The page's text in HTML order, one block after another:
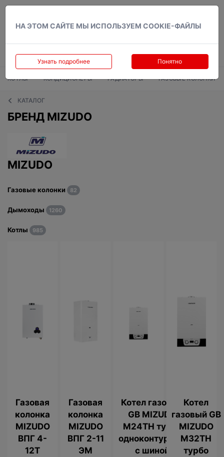
НА ЭТОМ САЙТЕ МЫ ИСПОЛЬЗУЕМ COOKIE-ФАЙЛЫ
Узнать подробнее Понятно
КОТЛЫ КОНДИЦИОНЕРЫ РАДИАТОРЫ ГАЗОВЫЕ КОЛОНКИ
КАТАЛОГ
БРЕНД MIZUDO
MIZUDO
Газовые колонки 82
Дымоходы 1260
Котлы 985
Газовая
колонка
MIZUDO
ВПГ 4-
12Т
Газовая
колонка
MIZUDO
ВПГ 2-11
ЭМ
Котел газовый
GB MIZUDO
M24TH турбо
одноконтурный
с шиной
Котел
газовый GB
MIZUDO
M32TH
турбо